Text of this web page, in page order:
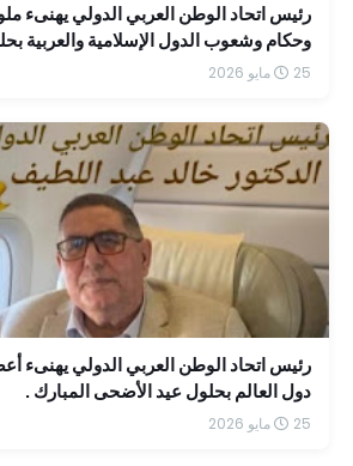
رئيس اتحاد الوطن العربي الدولي يهنىء
وحكام وشعوب الدول الإسلامية والعربية
المبارك
25 مايو 2026
رئيس اتحاد الوطن العربي الدولي يهنىء
دول العالم بحلول عيد الأضحى المبارك .
25 مايو 2026